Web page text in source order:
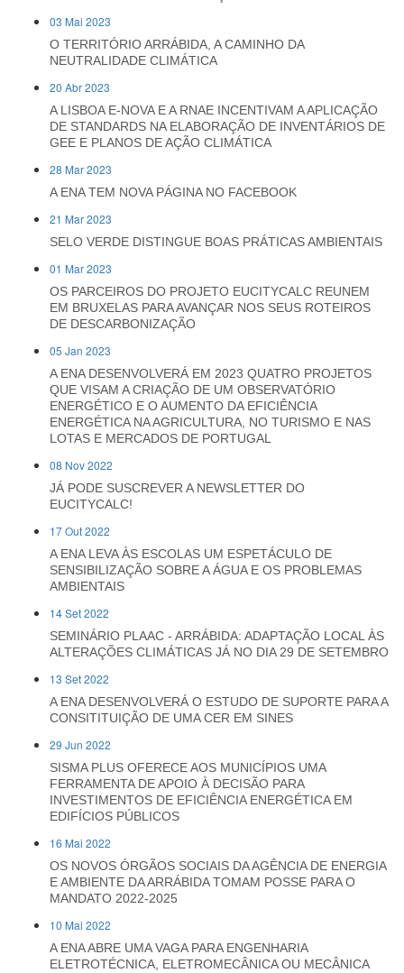
03 Mai 2023
O TERRITÓRIO ARRÁBIDA, A CAMINHO DA
NEUTRALIDADE CLIMÁTICA
20 Abr 2023
A LISBOA E-NOVA E A RNAE INCENTIVAM A APLICAÇÃO
DE STANDARDS NA ELABORAÇÃO DE INVENTÁRIOS DE
GEE E PLANOS DE AÇÃO CLIMÁTICA
28 Mar 2023
A ENA TEM NOVA PÁGINA NO FACEBOOK
21 Mar 2023
SELO VERDE DISTINGUE BOAS PRÁTICAS AMBIENTAIS
01 Mar 2023
OS PARCEIROS DO PROJETO EUCITYCALC REUNEM
EM BRUXELAS PARA AVANÇAR NOS SEUS ROTEIROS
DE DESCARBONIZAÇÃO
05 Jan 2023
A ENA DESENVOLVERÁ EM 2023 QUATRO PROJETOS
QUE VISAM A CRIAÇÃO DE UM OBSERVATÓRIO
ENERGÉTICO E O AUMENTO DA EFICIÊNCIA
ENERGÉTICA NA AGRICULTURA, NO TURISMO E NAS
LOTAS E MERCADOS DE PORTUGAL
08 Nov 2022
JÁ PODE SUSCREVER A NEWSLETTER DO
EUCITYCALC!
17 Out 2022
A ENA LEVA ÀS ESCOLAS UM ESPETÁCULO DE
SENSIBILIZAÇÃO SOBRE A ÁGUA E OS PROBLEMAS
AMBIENTAIS
14 Set 2022
SEMINÁRIO PLAAC - ARRÁBIDA: ADAPTAÇÃO LOCAL ÀS
ALTERAÇÕES CLIMÁTICAS JÁ NO DIA 29 DE SETEMBRO
13 Set 2022
A ENA DESENVOLVERÁ O ESTUDO DE SUPORTE PARA A
CONSITITUIÇÃO DE UMA CER EM SINES
29 Jun 2022
SISMA PLUS OFERECE AOS MUNICÍPIOS UMA
FERRAMENTA DE APOIO À DECISÃO PARA
INVESTIMENTOS DE EFICIÊNCIA ENERGÉTICA EM
EDIFÍCIOS PÚBLICOS
16 Mai 2022
OS NOVOS ÓRGÃOS SOCIAIS DA AGÊNCIA DE ENERGIA
E AMBIENTE DA ARRÁBIDA TOMAM POSSE PARA O
MANDATO 2022-2025
10 Mai 2022
A ENA ABRE UMA VAGA PARA ENGENHARIA
ELETROTÉCNICA, ELETROMECÂNICA OU MECÂNICA